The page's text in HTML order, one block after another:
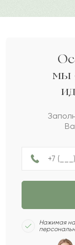
Дарите своим
С
Гаяс
Т
мы
Нажимая на